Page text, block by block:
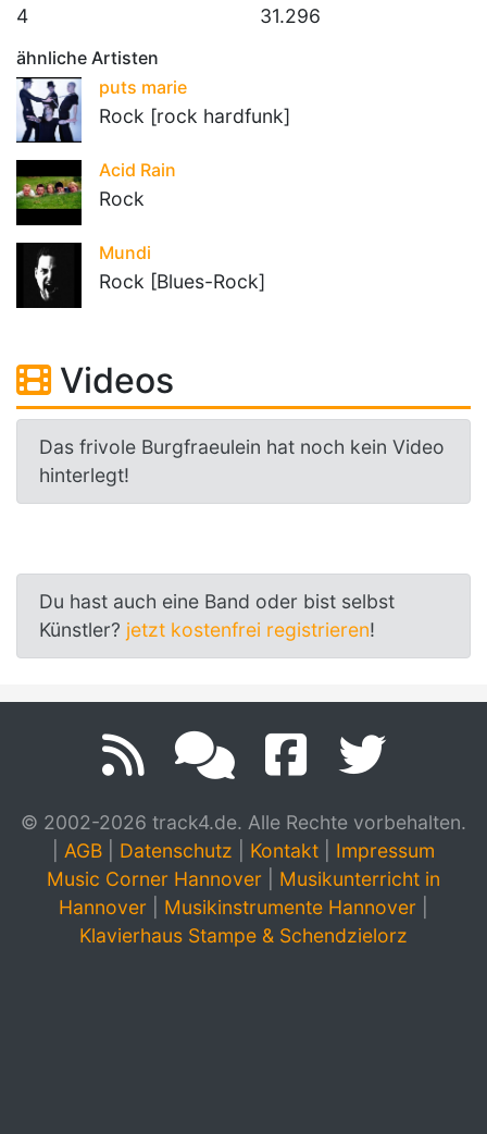
4
31.296
ähnliche Artisten
puts marie
Rock [rock hardfunk]
Acid Rain
Rock
Mundi
Rock [Blues-Rock]
Videos
Das frivole Burgfraeulein hat noch kein Video
hinterlegt!
Du hast auch eine Band oder bist selbst
Künstler? jetzt kostenfrei registrieren!
© 2002-2026 track4.de. Alle Rechte vorbehalten.
AGB Datenschutz Kontakt
Impressum
Music Corner Hannover
Musikunterricht in
Hannover
Musikinstrumente Hannover
Klavierhaus Stampe & Schendzielorz